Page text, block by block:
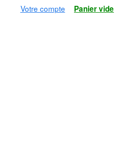
Votre compte Panier vide